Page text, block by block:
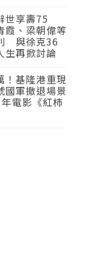
世享壽75
霞、梁朝偉等
與徐克36
生再掀討論
！基隆港重現
國軍撤退場景
年電影《紅柿